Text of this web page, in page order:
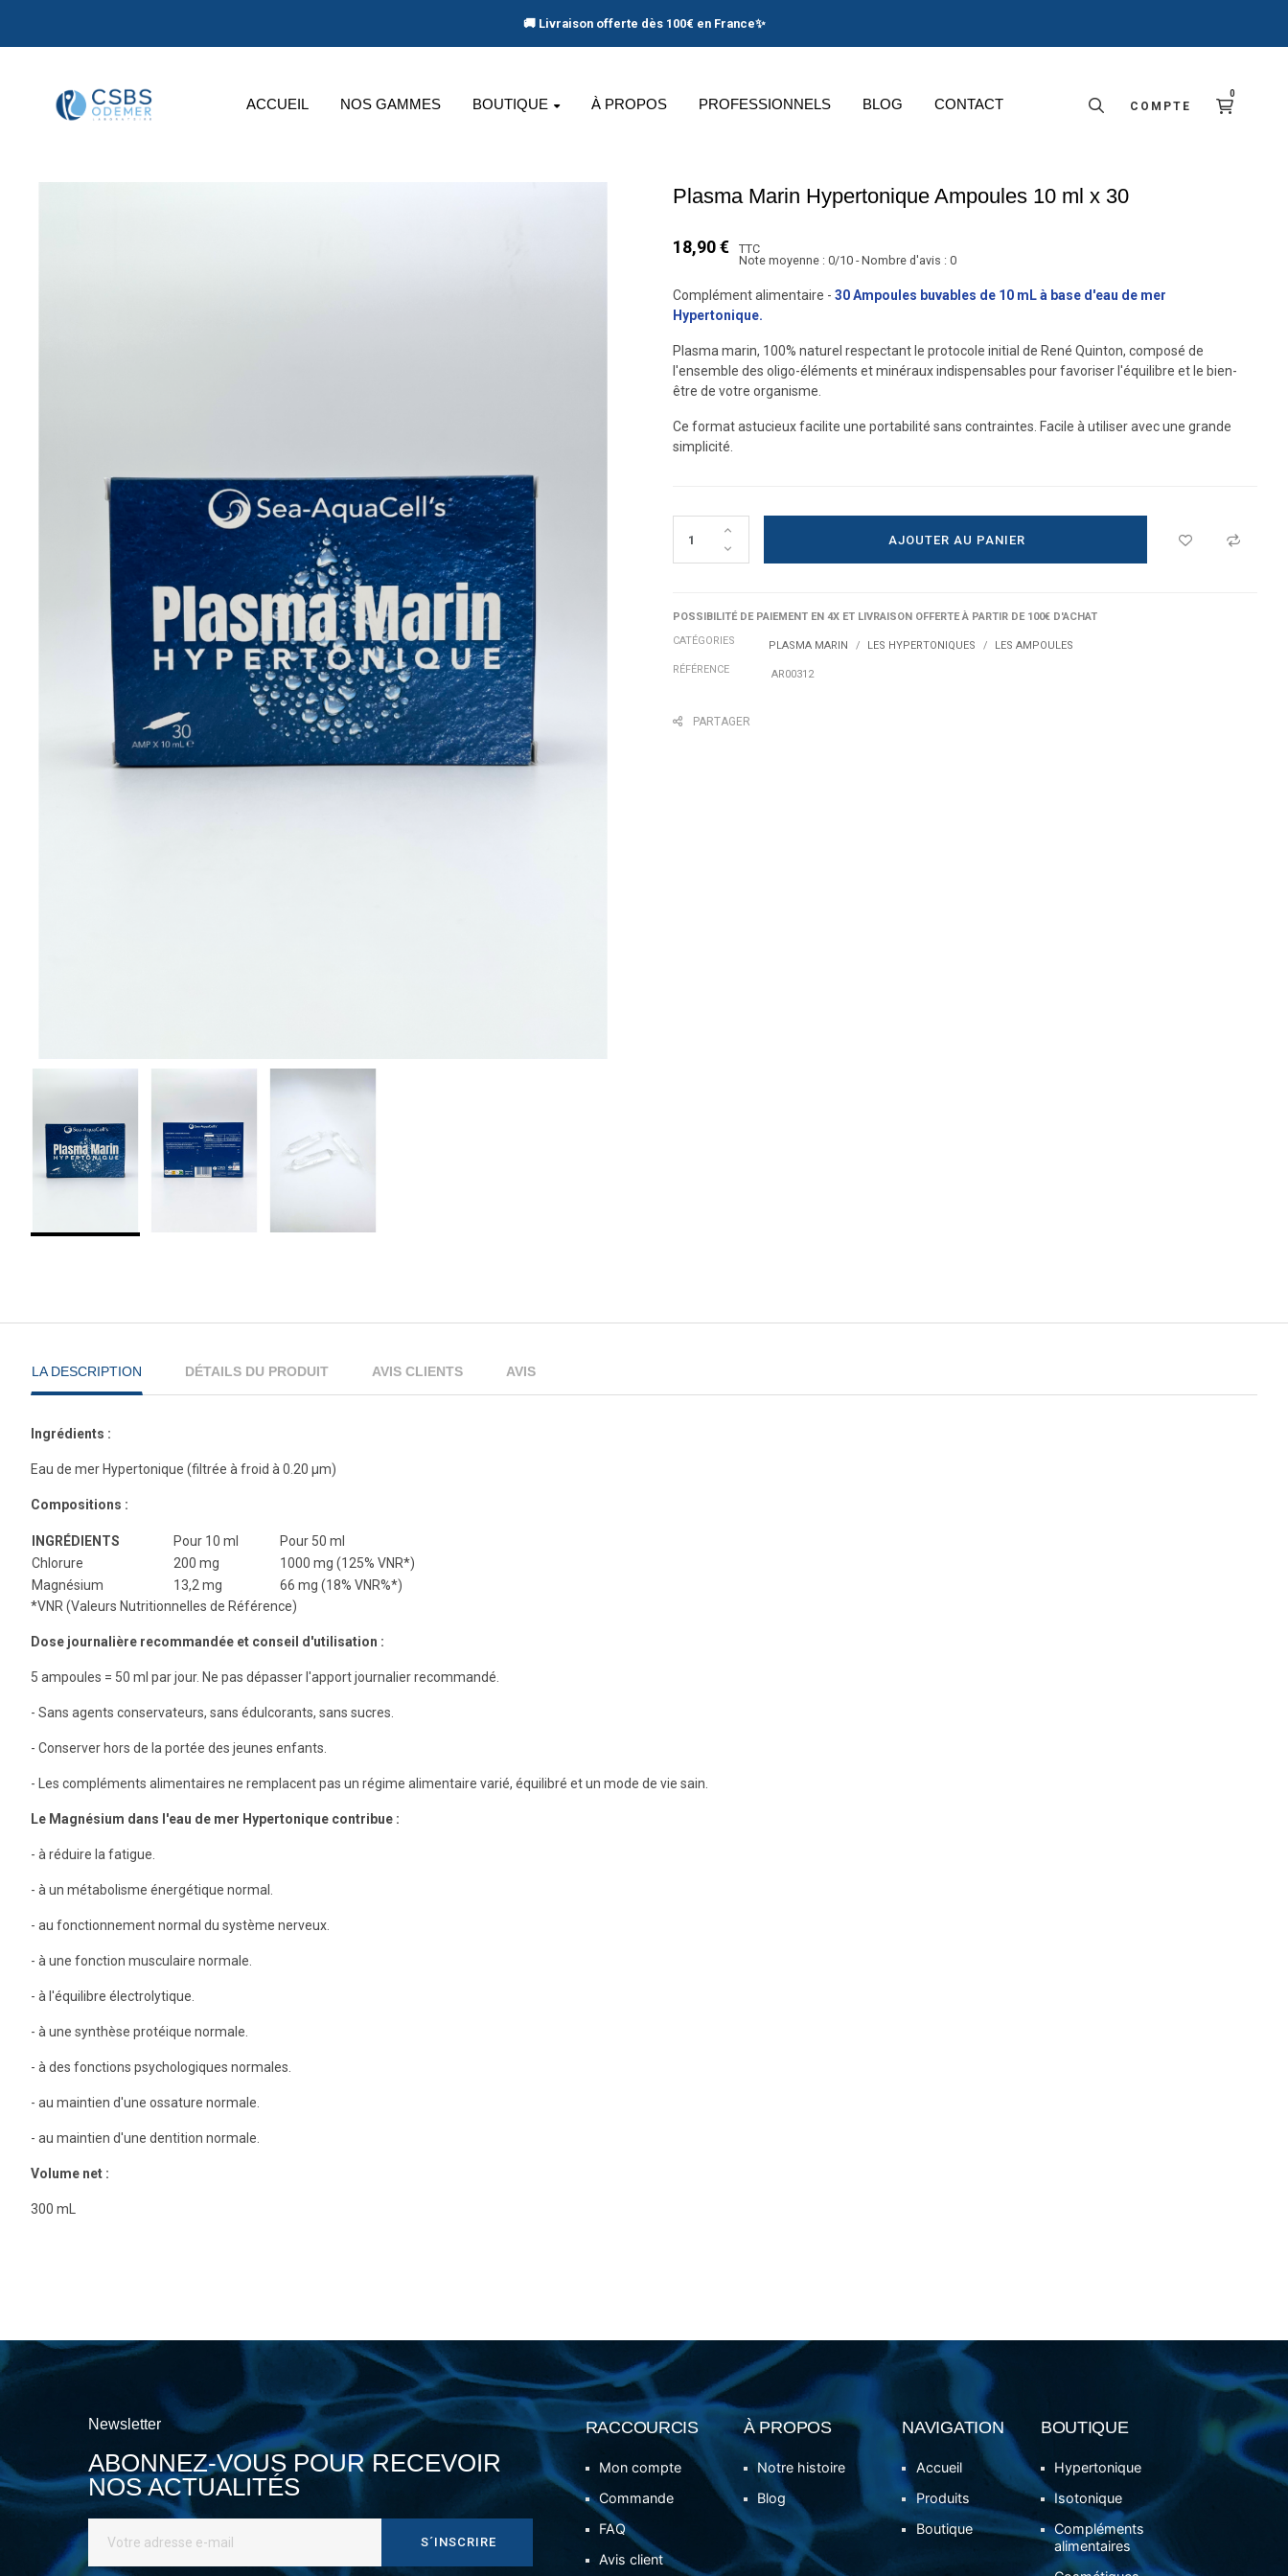
🚚 Livraison offerte dès 100€ en France✨
ACCUEIL NOS GAMMES BOUTIQUE À PROPOS PROFESSIONNELS BLOG CONTACT COMPTE
0
Plasma Marin Hypertonique Ampoules 10 ml x 30
18,90 €
TTC
Note moyenne : 0/10 - Nombre d'avis : 0
Complément alimentaire - 30 Ampoules buvables de 10 mL à base d'eau de mer
Hypertonique.
Plasma marin, 100% naturel respectant le protocole initial de René Quinton, composé de
l'ensemble des oligo-éléments et minéraux indispensables pour favoriser l'équilibre et le bien-
être de votre organisme.
Ce format astucieux facilite une portabilité sans contraintes. Facile à utiliser avec une grande
simplicité.
AJOUTER AU PANIER
POSSIBILITÉ DE PAIEMENT EN 4X ET LIVRAISON OFFERTE À PARTIR DE 100€ D'ACHAT
CATÉGORIES
PLASMA MARIN LES HYPERTONIQUES
LES AMPOULES
RÉFÉRENCE
AR00312
PARTAGER
LA DESCRIPTION DÉTAILS DU PRODUIT AVIS CLIENTS AVIS
Ingrédients :
Eau de mer Hypertonique (filtrée à froid à 0.20 µm)
Compositions :
INGRÉDIENTS Pour 10 ml
Pour 50 ml
Chlorure
200 mg
1000 mg (125% VNR*)
Magnésium
13,2 mg
66 mg (18% VNR%*)
*VNR (Valeurs Nutritionnelles de Référence)
Dose journalière recommandée et conseil d'utilisation :
5 ampoules = 50 ml par jour. Ne pas dépasser l'apport journalier recommandé.
- Sans agents conservateurs, sans édulcorants, sans sucres.
- Conserver hors de la portée des jeunes enfants.
- Les compléments alimentaires ne remplacent pas un régime alimentaire varié, équilibré et un mode de vie sain.
Le Magnésium dans l'eau de mer Hypertonique contribue :
- à réduire la fatigue.
- à un métabolisme énergétique normal.
- au fonctionnement normal du système nerveux.
- à une fonction musculaire normale.
- à l'équilibre électrolytique.
- à une synthèse protéique normale.
- à des fonctions psychologiques normales.
- au maintien d'une ossature normale.
- au maintien d'une dentition normale.
Volume net :
300 mL
Newsletter
ABONNEZ-VOUS POUR RECEVOIR
NOS ACTUALITÉS
S´INSCRIRE
RACCOURCIS
Mon compte
Commande
FAQ
Avis client
À PROPOS
Notre histoire
Blog
NAVIGATION
Accueil
Produits
Boutique
BOUTIQUE
Hypertonique
Isotonique
Compléments
alimentaires